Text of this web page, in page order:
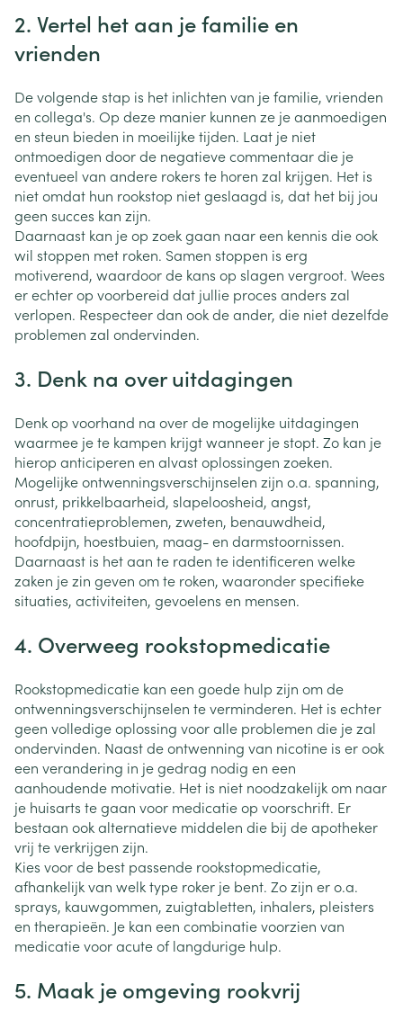
2. Vertel het aan je familie en
vrienden
De volgende stap is het inlichten van je familie, vrienden
en collega's. Op deze manier kunnen ze je aanmoedigen
en steun bieden in moeilijke tijden. Laat je niet
ontmoedigen door de negatieve commentaar die je
eventueel van andere rokers te horen zal krijgen. Het is
niet omdat hun rookstop niet geslaagd is, dat het bij jou
geen succes kan zijn.
Daarnaast kan je op zoek gaan naar een kennis die ook
wil stoppen met roken. Samen stoppen is erg
motiverend, waardoor de kans op slagen vergroot. Wees
er echter op voorbereid dat jullie proces anders zal
verlopen. Respecteer dan ook de ander, die niet dezelfde
problemen zal ondervinden.
3. Denk na over uitdagingen
Denk op voorhand na over de mogelijke uitdagingen
waarmee je te kampen krijgt wanneer je stopt. Zo kan je
hierop anticiperen en alvast oplossingen zoeken.
Mogelijke ontwenningsverschijnselen zijn o.a. spanning,
onrust, prikkelbaarheid, slapeloosheid, angst,
concentratieproblemen, zweten, benauwdheid,
hoofdpijn, hoestbuien, maag- en darmstoornissen.
Daarnaast is het aan te raden te identificeren welke
zaken je zin geven om te roken, waaronder specifieke
situaties, activiteiten, gevoelens en mensen.
4. Overweeg rookstopmedicatie
Rookstopmedicatie kan een goede hulp zijn om de
ontwenningsverschijnselen te verminderen. Het is echter
geen volledige oplossing voor alle problemen die je zal
ondervinden. Naast de ontwenning van nicotine is er ook
een verandering in je gedrag nodig en een
aanhoudende motivatie. Het is niet noodzakelijk om naar
je huisarts te gaan voor medicatie op voorschrift. Er
bestaan ook alternatieve middelen die bij de apotheker
vrij te verkrijgen zijn.
Kies voor de best passende rookstopmedicatie,
afhankelijk van welk type roker je bent. Zo zijn er o.a.
sprays, kauwgommen, zuigtabletten, inhalers, pleisters
en therapieën. Je kan een combinatie voorzien van
medicatie voor acute of langdurige hulp.
5. Maak je omgeving rookvrij